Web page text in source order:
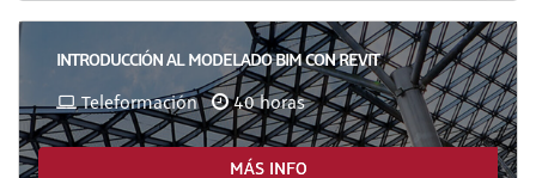
INTRODUCCIÓN AL MODELADO BIM CON REVIT
Teleformación 40 horas
MÁS INFO